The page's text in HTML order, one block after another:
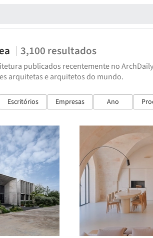
3,100 resultados
publicados recentemente no
arquitetas e arquitetos do mundo.
Escritórios Empresas Ano